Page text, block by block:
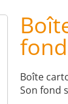
Boîte
Son fond